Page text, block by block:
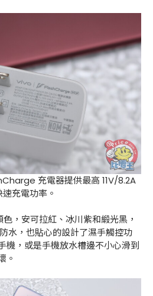
充電器提供最高 11V/8.2A
速充電功率。
，安可拉紅、冰川紫和緞光黑，
水，也貼心的設計了濕手觸控功
機，或是手機放水槽邊不小心滑到
。